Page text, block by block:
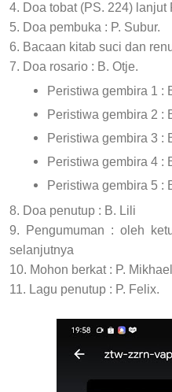
4. Doa tobat (PS. 224) lanjut
5. Doa pembuka : P. Subur.
6. Bacaan kitab suci dan
7. Doa rosario : B. Otje.
Peristiwa gembira 1 :
Peristiwa gembira 2 :
Peristiwa gembira 3 :
Peristiwa gembira 4 :
Peristiwa gembira 5 :
8. Doa penutup : B. Lili
9. Pengumuman : oleh
selanjutnya
10. Mohon berkat : P.
11. Lagu penutup : P. Felix.